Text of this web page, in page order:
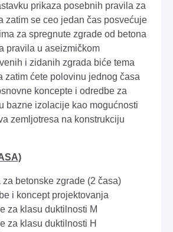
prikaza posebnih pravila za
zatim se ceo jedan čas posvećuje
za spregnute zgrade od betona
pravila u aseizmičkom
i zidanih zgrada biće tema
zatim ćete polovinu jednog časa
koncepte i odredbe za
bazne izolacije kao mogućnosti
zemljotresa na konstrukciju
betonske zgrade (2 časa)
i koncept projektovanja
za klasu duktilnosti M
za klasu duktilnosti H